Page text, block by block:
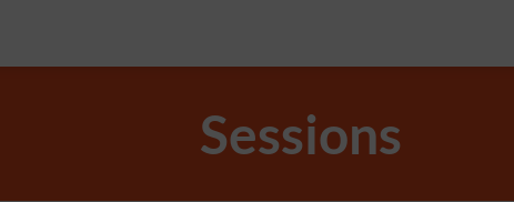
Sessions